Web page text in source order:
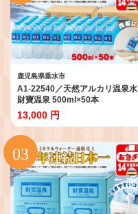
鹿児島県垂水市
A1-22540／天然アルカリ温泉水
財寶温泉 500ml×50本
13,000 円